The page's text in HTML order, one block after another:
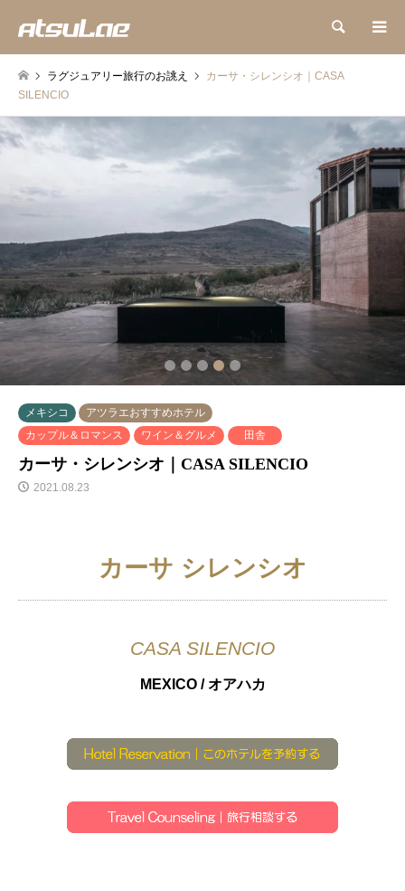
検索
ラグジュアリー旅行のお誂え
カーサ・シレンシオ｜CASA
SILENCIO
2 4
メキシコ
アツラエおすすめホテル
カップル＆ロマンス
ワイン＆グルメ 田舎
カーサ・シレンシオ｜CASA SILENCIO
2021.08.23
カーサ シレンシオ
CASA SILENCIO
MEXICO / オアハカ